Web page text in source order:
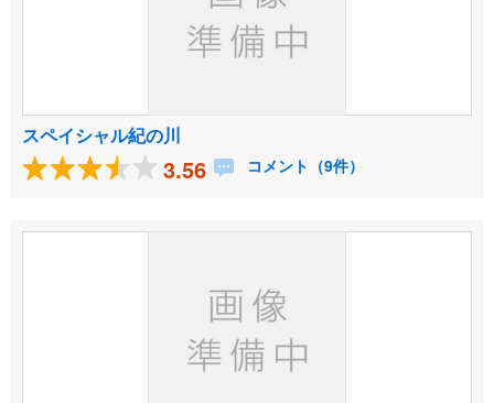
スペイシャル紀の川
3.56 コメント（9件）